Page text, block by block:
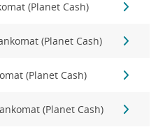
(Planet Cash)
(Planet Cash)
(Planet Cash)
(Planet Cash)